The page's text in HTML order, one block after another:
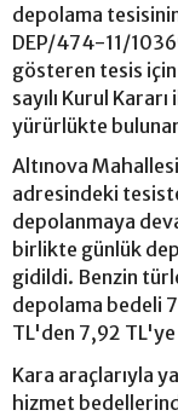
depolama
DEP/474-11/
gösteren tesis
sayılı Kurul
yürürlükte
Altınova
adresindeki
depolanmaya
birlikte günlük
gidildi. Benzin
depolama bedeli
TL'den 7,92 TL'ye
Kara araçlarıyla
hizmet